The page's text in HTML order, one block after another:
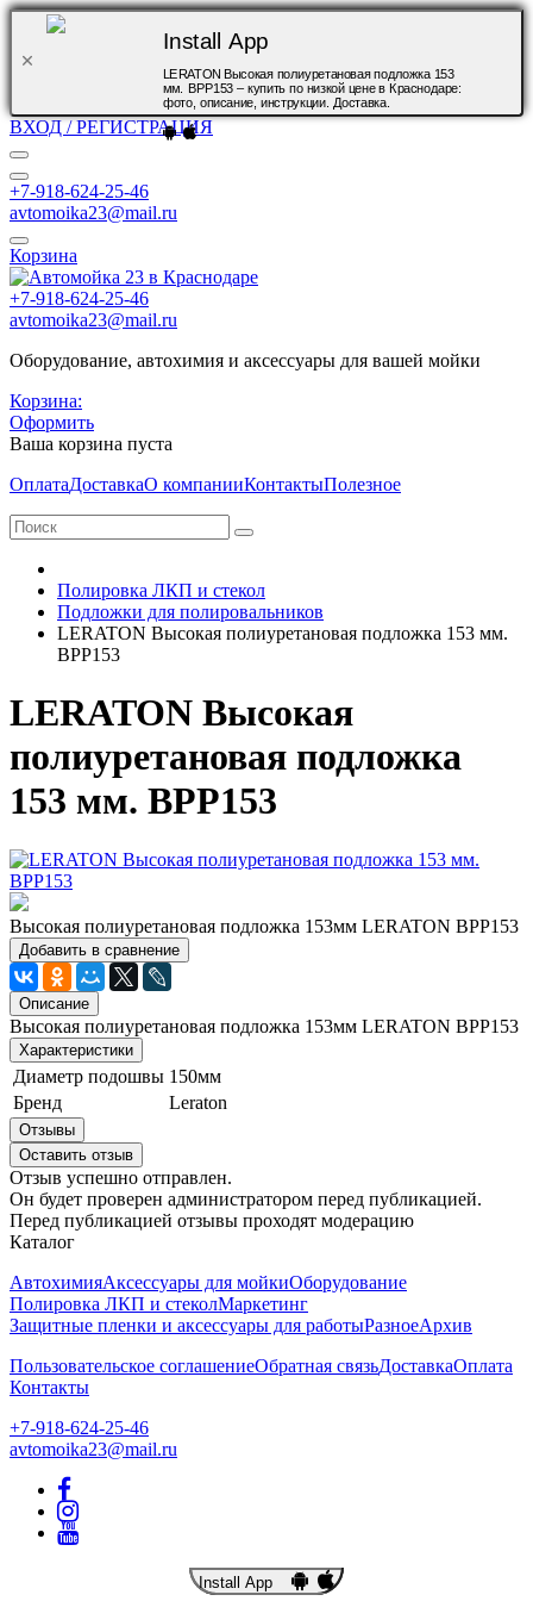
Install App
LERATON Высокая полиуретановая подложка 153
мм. BPP153 – купить по низкой цене в Краснодаре:
фото, описание, инструкции. Доставка.
ВХОД / РЕГИСТРАЦИЯ
+7-918-624-25-46
avtomoika23@mail.ru
Корзина
+7-918-624-25-46
avtomoika23@mail.ru
Оборудование, автохимия и аксессуары для вашей мойки
Корзина:
Оформить
Ваша корзина пуста
ОплатаДоставкаО компанииКонтактыПолезное
Полировка ЛКП и стекол
Подложки для полировальников
LERATON Высокая полиуретановая подложка 153 мм.
BPP153
LERATON Высокая
полиуретановая подложка
153 мм. BPP153
Высокая полиуретановая подложка 153мм LERATON BPP153
Добавить в сравнение
Описание
Высокая полиуретановая подложка 153мм LERATON BPP153
Характеристики
Диаметр подошвы 150мм
Бренд
Leraton
Отзывы
Оставить отзыв
Отзыв успешно отправлен.
Он будет проверен администратором перед публикацией.
Перед публикацией отзывы проходят модерацию
Каталог
АвтохимияАксессуары для мойкиОборудование
Полировка ЛКП и стеколМаркетинг
Защитные пленки и аксессуары для работыРазноеАрхив
Пользовательское соглашениеОбратная связьДоставкаОплата
Контакты
+7-918-624-25-46
avtomoika23@mail.ru
Install App